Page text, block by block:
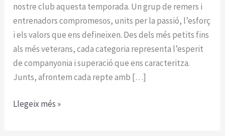
nostre club aquesta temporada. Un grup de remers i
entrenadors compromesos, units per la passió, l’esforç
i els valors que ens defineixen. Des dels més petits fins
als més veterans, cada categoria representa l’esperit
de companyonia i superació que ens caracteritza.
Junts, afrontem cada repte amb […]
Presentació
Llegeix més »